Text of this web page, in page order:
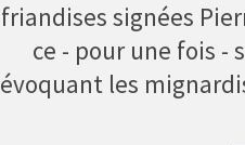
friandises signées
ce - pour une fois -
évoquant les